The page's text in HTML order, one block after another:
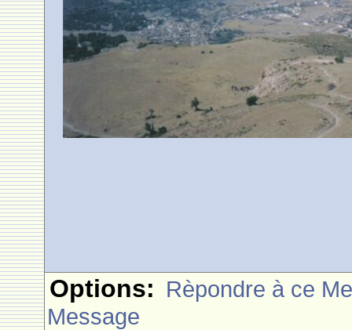
Options: Rèpondre à ce
Message